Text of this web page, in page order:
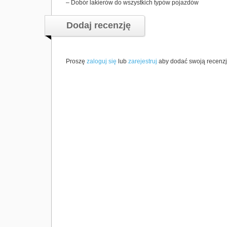
– Dobór lakierów do wszystkich typów pojazdów
Dodaj recenzję
Proszę zaloguj się lub zarejestruj aby dodać swoją